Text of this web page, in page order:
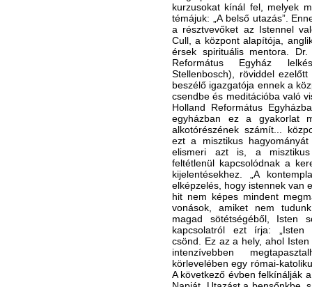
kurzusokat kínál fel, melyek
témájuk: „A belső utazás”.
a résztvevőket az Istennel
Cull, a központ alapítója,
érsek spirituális mentora.
Református Egyház
Stellenbosch), röviddel
beszélő igazgatója ennek a
csendbe és meditációba való
Holland Református
egyházban ez a gyakorlat
alkotórészének számít...
ezt a misztikus
elismeri azt is, a misztikus
feltétlenül kapcsolódnak a
kijelentésekhez. „A
elképzelés, hogy istennek van
hit nem képes mindent
vonások, amiket nem
magad sötétségéből, Isten
kapcsolatról ezt írja: „Isten
csönd. Ez az a hely, ahol
intenzívebben
körlevelében egy római-
A következő évben felkínálják